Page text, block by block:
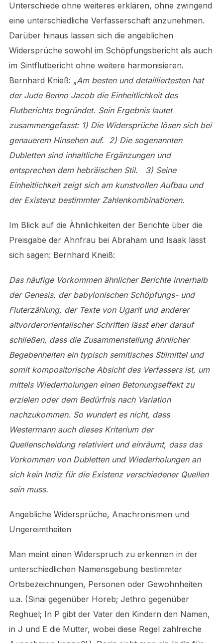
Unterschiede ohne weiteres erklären, ohne zwingend
eine unterschiedliche Verfasserschaft anzunehmen.
Darüber hinaus lassen sich die angeblichen
Widersprüche sowohl im Schöpfungsbericht als auch
im Sintflutbericht ohne weitere harmonisieren.
Bernhard Knieß: „Am besten und detailliertesten hat
der Jude Benno Jacob die Einheitlichkeit des
Flutberichts begründet. Sein Ergebnis lautet
zusammengefasst: 1) Die Widersprüche lösen sich bei
genauerem Hinsehen auf. 2) Die sogenannten
Dubletten sind inhaltliche Ergänzungen und
entsprechen dem hebräischen Stil. 3) Seine
Einheitlichkeit zeigt sich am kunstvollen Aufbau und
der Existenz bestimmter Zahlenkombinationen.
Im Blick auf die Ähnlichkeiten der Berichte über die
Preisgabe der Ahnfrau bei Abraham und Isaak lässt
sich sagen: Bernhard Kneiß:
Das häufige Vorkommen ähnlicher Berichte innerhalb
der Genesis, der babylonischen Schöpfungs- und
Fluterzählung, der Texte von Ugarit und anderer
altvorderorientalischer Schriften lässt eher darauf
schließen, dass die Zusammenstellung ähnlicher
Begebenheiten ein typisch semitisches Stilmittel und
somit kompositorische Absicht des Verfassers ist, um
mittels Wiederholungen einen Betonungseffekt zu
erzielen oder dem Bedürfnis nach Variation
nachzukommen. So wundert es nicht, dass
Westermann auch dieses Kriterium der
Quellenscheidung relativiert und einräumt, dass das
Vorkommen von Dubletten und Wiederholungen an
sich kein Indiz für die Existenz verschiedener Quellen
sein muss.
Angebliche Widersprüche, Anachronismen und
Ungereimtheiten
Man meint einen Widerspruch zu erkennen in der
unterschiedlichen Namensgebung bestimmter
Ortsbezeichnungen, Personen oder Gewohnheiten
u.a. (Sinai gegenüber Horeb; Jethro gegenüber
Reghuel; In P gibt der Vater den Kindern den Namen,
in J und E die Mutter, wobei diese Regel zahlreiche